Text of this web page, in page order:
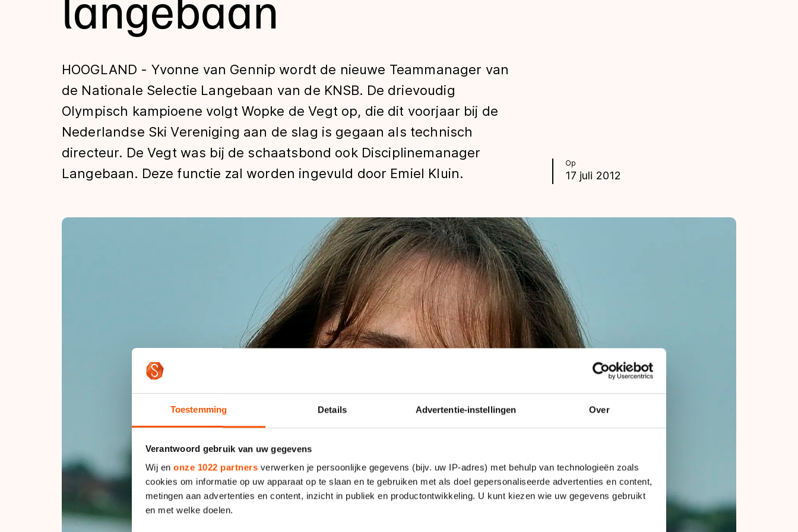
Toestemming Details Advertentie-instellingen Over
Verantwoord gebruik van uw gegevens
Wij en onze 1022 partners verwerken je persoonlijke gegevens (bijv. uw IP-adres) met behulp van technologieën zoals
cookies om informatie op uw apparaat op te slaan en te gebruiken met als doel gepersonaliseerde advertenties en content,
metingen aan advertenties en content, inzicht in publiek en productontwikkeling. U kunt kiezen wie uw gegevens gebruikt
en met welke doelen.
Tijden & historie
De weg op
Schaatsfans
Olympische Spelen
Op
17 juli 2012
HOOGLAND - Yvonne van Gennip wordt de nieuwe Teammanager van
de Nationale Selectie Langebaan van de KNSB. De drievoudig
Olympisch kampioene volgt Wopke de Vegt op, die dit voorjaar bij de
Nederlandse Ski Vereniging aan de slag is gegaan als technisch
directeur. De Vegt was bij de schaatsbond ook Disciplinemanager
Langebaan. Deze functie zal worden ingevuld door Emiel Kluin.